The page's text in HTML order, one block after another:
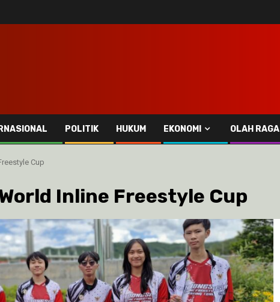
POLITIK HUKUM EKONOMI OLAH RAGA
Cup
Inline Freestyle Cup